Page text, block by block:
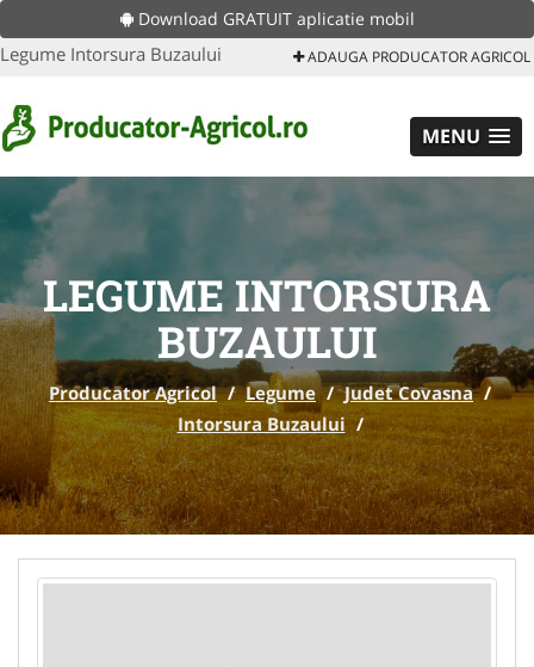
Download GRATUIT aplicatie mobil
Legume Intorsura Buzaului ADAUGA PRODUCATOR AGRICOL
MENU
LEGUME INTORSURA
BUZAULUI
Producator Agricol / Legume / Judet Covasna /
Intorsura Buzaului /